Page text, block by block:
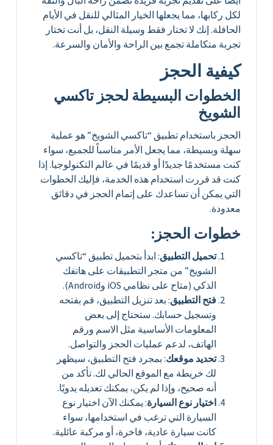
لكل ركابها، مما يجعلها الخيار المثالي للنقل في الأيام
الحافلة. إنك لا تختار فقط وسيلة النقل، بل أنت تختار
تجربة متكاملة تجمع بين الراحة والأمان والسرعة.
كيفية الحجز
الخطوات البسيطة لحجز تاكسي
الشويخ
الحجز باستخدام تطبيق “تاكسي الشويخ” هو عملية
سهلة وبسيطة، مما يجعل الأمر مناسباً للجميع، سواء
كنت مستخدمًا جديدًا أو قديمًا في عالم التكنولوجيا. إذا
كنت قد قررت استخدام هذه الخدمة، فإليك الخطوات
التي يمكن أن تساعدك على إتمام الحجز في دقائق
معدودة.
خطوات الحجز:
تحميل التطبيق: ابدأ بتحميل تطبيق “تاكسي
الشويخ” من متجر التطبيقات على هاتفك
الذكي (متاح على نظامي iOS وAndroid).
فتح التطبيق: بعد تنزيل التطبيق، قم بفتحه
وتسجيل حسابك. ستحتاج إلى بعض
المعلومات الأساسية مثل الاسم ورقم
الهاتف، لدعم عمليات الحجز والتواصل.
تحديد موقعك: بمجرد فتح التطبيق، سيظهر
لك خريطة مع الموقع الحالي لك. تأكد من
أنه صحيح، وإذا لم يكن، يمكنك تعديله يدويًا.
اختيار نوع السيارة : يمكنك الآن اختيار نوع
السيارة التي ترغب في استخدامها، سواء
كانت سيارة عادية، فاخرة، أو مركبة عائلية.